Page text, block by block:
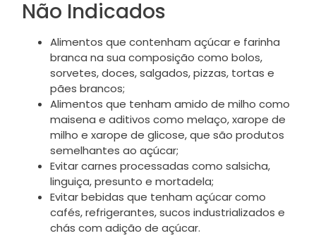
Não Indicados
Alimentos que contenham açúcar e farinha
branca na sua composição como bolos,
sorvetes, doces, salgados, pizzas, tortas e
pães brancos;
Alimentos que tenham amido de milho como
maisena e aditivos como melaço, xarope de
milho e xarope de glicose, que são produtos
semelhantes ao açúcar;
Evitar carnes processadas como salsicha,
linguiça, presunto e mortadela;
Evitar bebidas que tenham açúcar como
cafés, refrigerantes, sucos industrializados e
chás com adição de açúcar.